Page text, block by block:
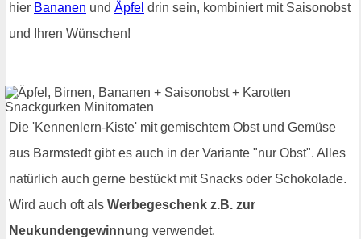
hier Bananen und Äpfel drin sein, kombiniert mit Saisonobst
und Ihren Wünschen!
Die 'Kennenlern-Kiste' mit gemischtem Obst und Gemüse
aus Barmstedt gibt es auch in der Variante "nur Obst". Alles
natürlich auch gerne bestückt mit Snacks oder Schokolade.
Wird auch oft als Werbegeschenk z.B. zur
Neukundengewinnung verwendet.